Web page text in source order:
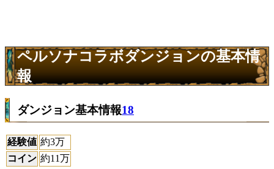
ペルソナコラボダンジョンの基本情
報
ダンジョン基本情報18
経験値 約3万
コイン 約11万